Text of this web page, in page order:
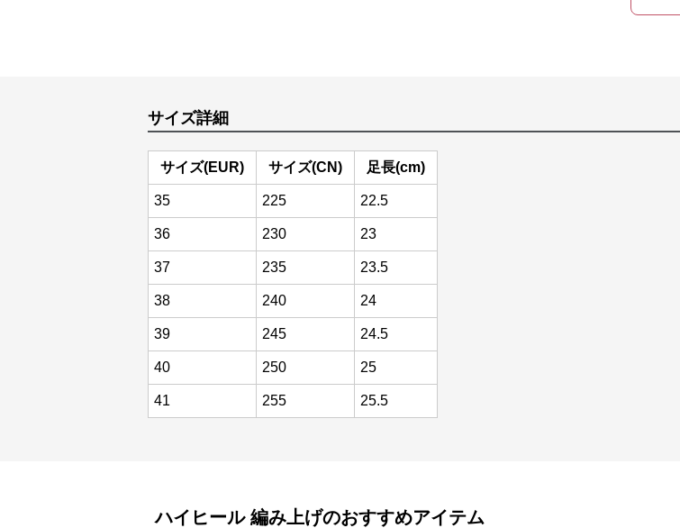
サイズ詳細
サイズ(EUR) サイズ(CN) 足長(cm)
35 225 22.5
36 230 23
37 235 23.5
38 240 24
39 245 24.5
40 250 25
41 255 25.5
ハイヒール 編み上げのおすすめアイテム